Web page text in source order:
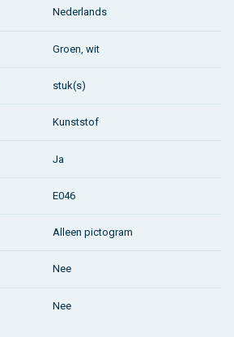
Nederlands
Groen, wit
stuk(s)
Kunststof
Ja
E046
Alleen pictogram
Nee
Nee